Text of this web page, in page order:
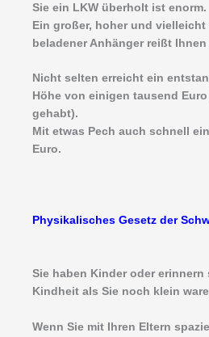
Sie ein LKW überholt ist enorm.
Ein großer, hoher und
beladener Anhänger reißt
Nicht selten erreicht ein
Höhe von einigen tausend
gehabt).
Mit etwas Pech auch schnell
Euro.
Physikalisches Gesetz der
Sie haben Kinder oder erinnern
Kindheit als Sie noch klein
Wenn Sie mit Ihren Eltern